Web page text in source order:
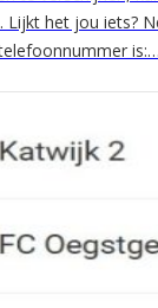
Lijkt het jou iets?
is:…